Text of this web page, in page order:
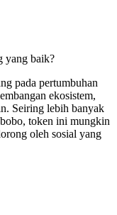
yang baik?
pada pertumbuhan
ekosistem,
Seiring lebih banyak
token ini mungkin
oleh sosial yang